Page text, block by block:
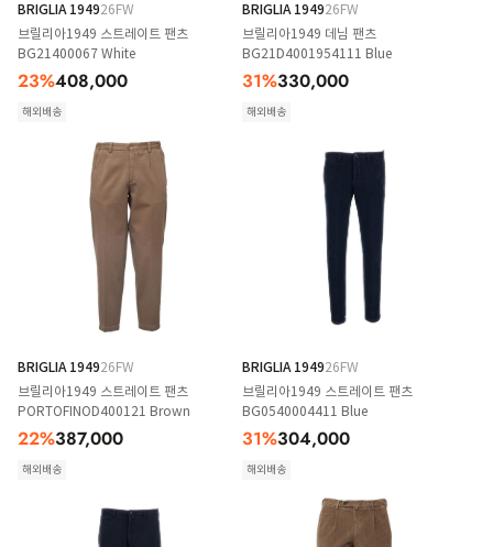
BRIGLIA 194926FW
브릴리아1949 스트레이트 팬츠
BG21400067 White
23%408,000
해외배송
BRIGLIA 194926FW
브릴리아1949 데님 팬츠
BG21D4001954111 Blue
31%330,000
해외배송
BRIGLIA 194926FW
브릴리아1949 스트레이트 팬츠
PORTOFINOD400121 Brown
22%387,000
해외배송
BRIGLIA 194926FW
브릴리아1949 스트레이트 팬츠
BG0540004411 Blue
31%304,000
해외배송